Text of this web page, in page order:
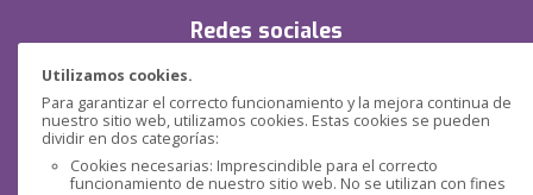
Utilizamos cookies.
Para garantizar el correcto funcionamiento y la mejora continua de
nuestro sitio web, utilizamos cookies. Estas cookies se pueden
dividir en dos categorías:
Cookies necesarias: Imprescindible para el correcto
funcionamiento de nuestro sitio web. No se utilizan con fines
Redes sociales